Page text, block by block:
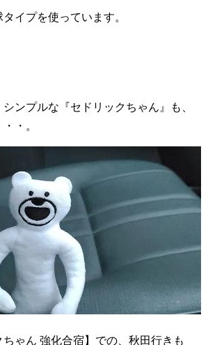
イプを使っています。
シンプルな『セドリックちゃん』も、
・。
ゃん 強化合宿】での、秋田行きも